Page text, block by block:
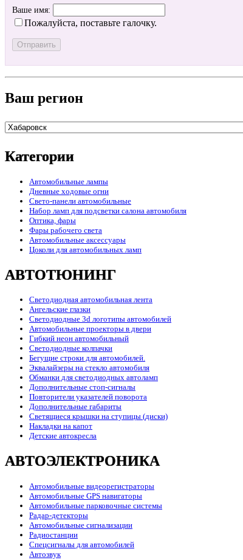
Ваше имя:
Пожалуйста, поставьте галочку.
Ваш регион
Категории
Автомобильные лампы
Дневные ходовые огни
Свето-панели автомобильные
Набор ламп для подсветки салона автомобиля
Оптика, фары
Фары рабочего света
Автомобильные аксессуары
Цоколи для автомобильных ламп
АВТОТЮНИНГ
Светодиодная автомобильная лента
Ангельские глазки
Светодиодные 3d логотипы автомобилей
Автомобильные проекторы в двери
Гибкий неон автомобильный
Светодиодные колпачки
Бегущие строки для автомобилей.
Эквалайзеры на стекло автомобиля
Обманки для светодиодных автоламп
Дополнительные стоп-сигналы
Повторители указателей поворота
Дополнительные габариты
Светящиеся крышки на ступицы (диски)
Накладки на капот
Детские автокресла
АВТОЭЛЕКТРОНИКА
Автомобильные видеорегистраторы
Автомобильные GPS навигаторы
Автомобильные парковочные системы
Радар-детекторы
Автомобильные сигнализации
Радиостанции
Спецсигналы для автомобилей
Автозвук